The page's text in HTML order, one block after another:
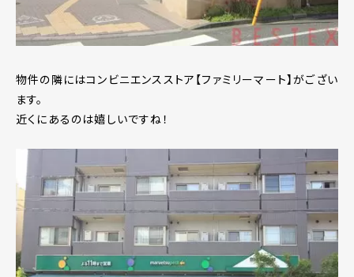
物件の隣にはコンビニエンスストア【ファミリーマート】がござい
ます。
近くにあるのは嬉しいですね！